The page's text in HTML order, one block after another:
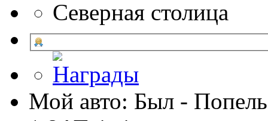
Северная столица
Мой авто: Был -